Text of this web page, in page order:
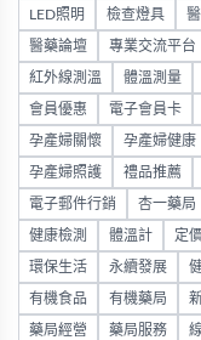
LED照明 檢查燈具
醫藥論壇 專業交流平台
紅外線測溫 體溫測量
會員優惠 電子會員卡
孕產婦關懷 孕產婦健康
孕產婦照護 禮品推薦
電子郵件行銷 杏一藥局
健康檢測 體溫計 定
環保生活 永續發展
有機食品 有機藥局
藥局經營 藥局服務